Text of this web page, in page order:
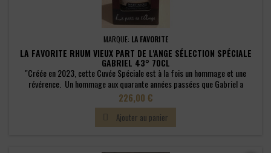
MARQUE: LA FAVORITE
LA FAVORITE RHUM VIEUX PART DE L'ANGE SÉLECTION SPÉCIALE
GABRIEL 43° 70CL
"Créée en 2023, cette Cuvée Spéciale est à la fois un hommage et une
révérence. Un hommage aux quarante années passées que Gabriel a
partagées à nos côtés. Une révérence à quelques mois de son départ de la
Distillerie. Fruit d'une sélection minutieuse, cet assemblage unique vous
offre l'expression de son amour pour ses rhums, de ses récoltes passées,
de...
Prix
226,00 €
 Ajouter au panier